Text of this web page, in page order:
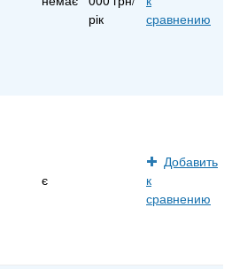
рік
сравнению
є
Добавить
к
сравнению